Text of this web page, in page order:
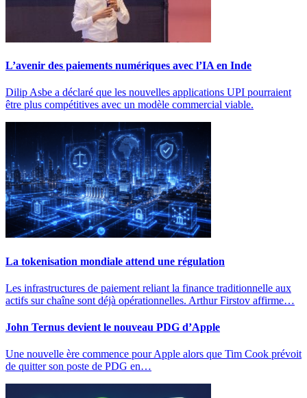
L’avenir des paiements numériques avec l’IA en Inde
Dilip Asbe a déclaré que les nouvelles applications UPI pourraient
être plus compétitives avec un modèle commercial viable.
La tokenisation mondiale attend une régulation
Les infrastructures de paiement reliant la finance traditionnelle aux
actifs sur chaîne sont déjà opérationnelles. Arthur Firstov affirme…
John Ternus devient le nouveau PDG d’Apple
Une nouvelle ère commence pour Apple alors que Tim Cook prévoit
de quitter son poste de PDG en…